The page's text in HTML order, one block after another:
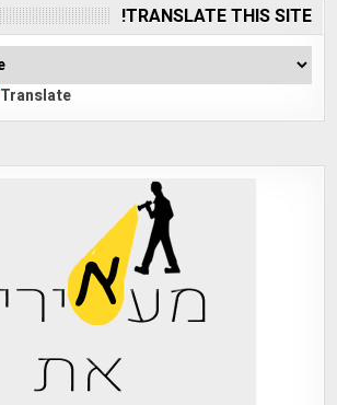
TRANSLATE THIS SITE!
Translate